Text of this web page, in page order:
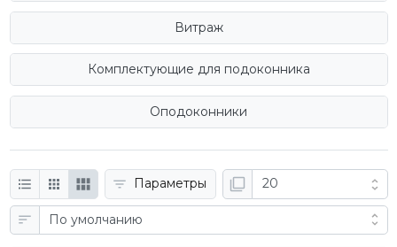
Витраж
Комплектующие для подоконника
Оподоконники
Параметры